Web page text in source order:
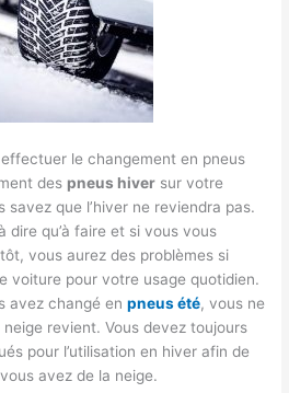
le changement en pneus
des pneus hiver sur votre
que l’hiver ne reviendra pas.
dire qu’à faire et si vous vous
vous aurez des problèmes si
voiture pour votre usage quotidien.
avez changé enpneus été, vous ne
revient. Vous devez toujours
pour l’utilisation en hiver afin de
avez de la neige.